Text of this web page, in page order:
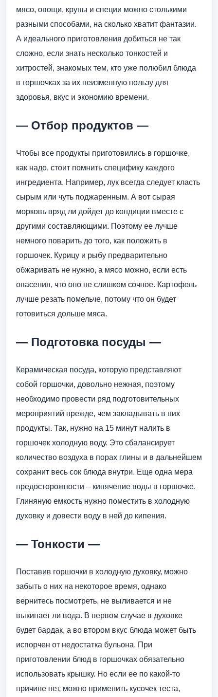
мясо, овощи, крупы и специи можно столькими
разными способами, на сколько хватит фантазии.
А идеального приготовления добиться не так
сложно, если знать несколько тонкостей и
хитростей, знакомых тем, кто уже полюбил блюда
в горшочках за их неизменную пользу для
здоровья, вкус и экономию времени.
— Отбор продуктов —
Чтобы все продукты приготовились в горшочке,
как надо, стоит помнить специфику каждого
ингредиента. Например, лук всегда следует класть
сырым или чуть поджаренным. А вот сырая
морковь вряд ли дойдет до кондиции вместе с
другими составляющими. Поэтому ее лучше
немного поварить до того, как положить в
горшочек. Курицу и рыбу предварительно
обжаривать не нужно, а мясо можно, если есть
опасения, что оно не слишком сочное. Картофель
лучше резать помельче, потому что он будет
готовиться дольше мяса.
— Подготовка посуды —
Керамическая посуда, которую представляют
собой горшочки, довольно нежная, поэтому
необходимо провести ряд подготовительных
мероприятий прежде, чем закладывать в них
продукты. Так, нужно на 15 минут налить в
горшочек холодную воду. Это сбалансирует
количество воздуха в порах глины и в дальнейшем
сохранит весь сок блюда внутри. Еще одна мера
предосторожности – кипячение воды в горшочке.
Глиняную емкость нужно поместить в холодную
духовку и довести воду в ней до кипения.
— Тонкости —
Поставив горшочки в холодную духовку, можно
забыть о них на некоторое время, однако
вернитесь посмотреть, не выливается и не
выкипает ли вода. В первом случае в духовке
будет бардак, а во втором вкус блюда может быть
испорчен от недостатка бульона. При
приготовлении блюд в горшочках обязательно
использовать крышку. Но если ее по какой-то
причине нет, можно применить кусочек теста,